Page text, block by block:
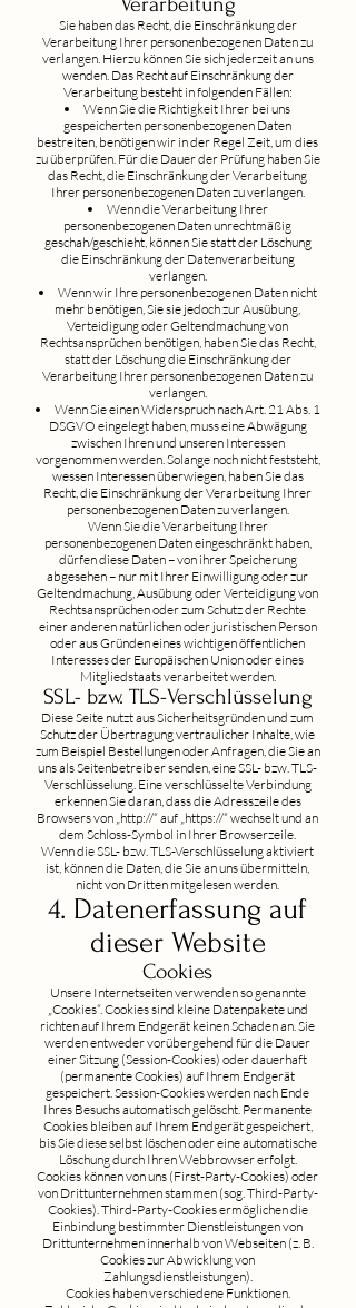
Sie haben das Recht, die Einschränkung der
Verarbeitung Ihrer personenbezogenen Daten zu
verlangen. Hierzu können Sie sich jederzeit an uns
wenden. Das Recht auf Einschränkung der
Verarbeitung besteht in folgenden Fällen:
Wenn Sie die Richtigkeit Ihrer bei uns
gespeicherten personenbezogenen Daten
bestreiten, benötigen wir in der Regel Zeit, um dies
zu überprüfen. Für die Dauer der Prüfung haben Sie
das Recht, die Einschränkung der Verarbeitung
Ihrer personenbezogenen Daten zu verlangen.
Wenn die Verarbeitung Ihrer
personenbezogenen Daten unrechtmäßig
geschah/geschieht, können Sie statt der Löschung
die Einschränkung der Datenverarbeitung
verlangen.
Wenn wir Ihre personenbezogenen Daten nicht
mehr benötigen, Sie sie jedoch zur Ausübung,
Verteidigung oder Geltendmachung von
Rechtsansprüchen benötigen, haben Sie das Recht,
statt der Löschung die Einschränkung der
Verarbeitung Ihrer personenbezogenen Daten zu
verlangen.
Wenn Sie einen Widerspruch nach Art. 21 Abs. 1
DSGVO eingelegt haben, muss eine Abwägung
zwischen Ihren und unseren Interessen
vorgenommen werden. Solange noch nicht feststeht,
wessen Interessen überwiegen, haben Sie das
Recht, die Einschränkung der Verarbeitung Ihrer
personenbezogenen Daten zu verlangen.
Wenn Sie die Verarbeitung Ihrer
personenbezogenen Daten eingeschränkt haben,
dürfen diese Daten – von ihrer Speicherung
abgesehen – nur mit Ihrer Einwilligung oder zur
Geltendmachung, Ausübung oder Verteidigung von
Rechtsansprüchen oder zum Schutz der Rechte
einer anderen natürlichen oder juristischen Person
oder aus Gründen eines wichtigen öffentlichen
Interesses der Europäischen Union oder eines
Mitgliedstaats verarbeitet werden.
SSL- bzw. TLS-Verschlüsselung
Diese Seite nutzt aus Sicherheitsgründen und zum
Schutz der Übertragung vertraulicher Inhalte, wie
zum Beispiel Bestellungen oder Anfragen, die Sie an
uns als Seitenbetreiber senden, eine SSL- bzw. TLS-
Verschlüsselung. Eine verschlüsselte Verbindung
erkennen Sie daran, dass die Adresszeile des
Browsers von „http://“ auf „https://“ wechselt und an
dem Schloss-Symbol in Ihrer Browserzeile.
Wenn die SSL- bzw. TLS-Verschlüsselung aktiviert
ist, können die Daten, die Sie an uns übermitteln,
nicht von Dritten mitgelesen werden.
4. Datenerfassung auf
dieser Website
Cookies
Unsere Internetseiten verwenden so genannte
„Cookies“. Cookies sind kleine Datenpakete und
richten auf Ihrem Endgerät keinen Schaden an. Sie
werden entweder vorübergehend für die Dauer
einer Sitzung (Session-Cookies) oder dauerhaft
(permanente Cookies) auf Ihrem Endgerät
gespeichert. Session-Cookies werden nach Ende
Ihres Besuchs automatisch gelöscht. Permanente
Cookies bleiben auf Ihrem Endgerät gespeichert,
bis Sie diese selbst löschen oder eine automatische
Löschung durch Ihren Webbrowser erfolgt.
Cookies können von uns (First-Party-Cookies) oder
von Drittunternehmen stammen (sog. Third-Party-
Cookies). Third-Party-Cookies ermöglichen die
Einbindung bestimmter Dienstleistungen von
Drittunternehmen innerhalb von Webseiten (z. B.
Cookies zur Abwicklung von
Zahlungsdienstleistungen).
Cookies haben verschiedene Funktionen.